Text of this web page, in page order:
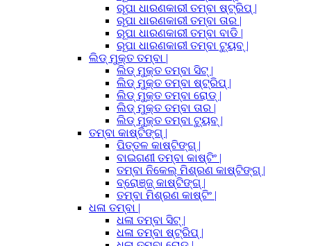
ରୂପା ଧାରଣକାରୀ ତମ୍ବା ଷ୍ଟ୍ରିପ୍ |
ରୂପା ଧାରଣକାରୀ ତମ୍ବା ତାର |
ରୂପା ଧାରଣକାରୀ ତମ୍ବା ବାଡି |
ରୂପା ଧାରଣକାରୀ ତମ୍ବା ଟ୍ୟୁବ୍ |
ଲିଡ୍ ମୁକ୍ତ ତମ୍ବା |
ଲିଡ୍ ମୁକ୍ତ ତମ୍ବା ସିଟ୍ |
ଲିଡ୍ ମୁକ୍ତ ତମ୍ବା ଷ୍ଟ୍ରିପ୍ |
ଲିଡ୍ ମୁକ୍ତ ତମ୍ବା ରୋଡ୍ |
ଲିଡ୍ ମୁକ୍ତ ତମ୍ବା ତାର |
ଲିଡ୍ ମୁକ୍ତ ତମ୍ବା ଟ୍ୟୁବ୍ |
ତମ୍ବା କାଷ୍ଟିଙ୍ଗ୍ |
ପିତ୍ତଳ କାଷ୍ଟିଙ୍ଗ୍ |
ବାଇଗଣୀ ତମ୍ବା କାଷ୍ଟିଂ |
ତମ୍ବା ନିକେଲ୍ ମିଶ୍ରଣ କାଷ୍ଟିଙ୍ଗ୍ |
ବ୍ରୋଞ୍ଜ୍ କାଷ୍ଟିଙ୍ଗ୍ |
ତମ୍ବା ମିଶ୍ରଣ କାଷ୍ଟିଂ |
ଧଳା ତମ୍ବା |
ଧଳା ତମ୍ବା ସିଟ୍ |
ଧଳା ତମ୍ବା ଷ୍ଟ୍ରିପ୍ |